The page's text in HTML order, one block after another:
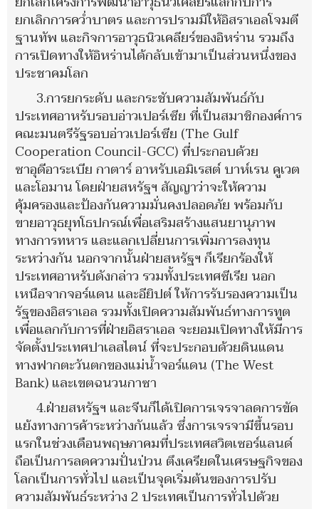
ยกเลิกการคว่ำบาตร และการปรามมิให้อิสราเอลโจมตี
ฐานทัพ และกิจการอาวุธนิวเคลียร์ของอิหร่าน รวมถึง
การเปิดทางให้อิหร่านได้กลับเข้ามาเป็นส่วนหนึ่งของ
ประชาคมโลก
3.การยกระดับ และกระชับความสัมพันธ์กับ
ประเทศอาหรับรอบอ่าวเปอร์เซีย ที่เป็นสมาชิกองค์การ
คณะมนตรีรัฐรอบอ่าวเปอร์เซีย (The Gulf
Cooperation Council-GCC) ที่ประกอบด้วย
ซาอุดีอาระเบีย กาตาร์ อาหรับเอมิเรสต์ บาห์เรน คูเวต
และโอมาน โดยฝ่ายสหรัฐฯ สัญญาว่าจะให้ความ
คุ้มครองและป้องกันความมั่นคงปลอดภัย พร้อมกับ
ขายอาวุธยุทโธปกรณ์เพื่อเสริมสร้างแสนยานุภาพ
ทางการทหาร และแลกเปลี่ยนการเพิ่มการลงทุน
ระหว่างกัน นอกจากนั้นฝ่ายสหรัฐฯ ก็เรียกร้องให้
ประเทศอาหรับดังกล่าว รวมทั้งประเทศซีเรีย นอก
เหนือจากจอร์แดน และอียิปต์ ให้การรับรองความเป็น
รัฐของอิสราเอล รวมทั้งเปิดความสัมพันธ์ทางการทูต
เพื่อแลกกับการที่ฝ่ายอิสราเอล จะยอมเปิดทางให้มีการ
จัดตั้งประเทศปาเลสไตน์ ที่จะประกอบด้วยดินแดน
ทางฟากตะวันตกของแม่น้ำจอร์แดน (The West
Bank) และเขตฉนวนกาซา
4.ฝ่ายสหรัฐฯ และจีนก็ได้เปิดการเจรจาลดการขัด
แย้งทางการค้าระหว่างกันแล้ว ซึ่งการเจรจามีขึ้นรอบ
แรกในช่วงเดือนพฤษภาคมที่ประเทศสวิตเซอร์แลนด์
ถือเป็นการลดความปั่นป่วน ตึงเครียดในเศรษฐกิจของ
โลกเป็นการทั่วไป และเป็นจุดเริ่มต้นของการปรับ
ความสัมพันธ์ระหว่าง 2 ประเทศเป็นการทั่วไปด้วย